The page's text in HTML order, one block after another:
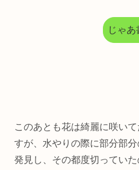
じゃ
このあとも花は綺麗に咲い
すが、水やりの際に部分部
発見し、その都度切ってい